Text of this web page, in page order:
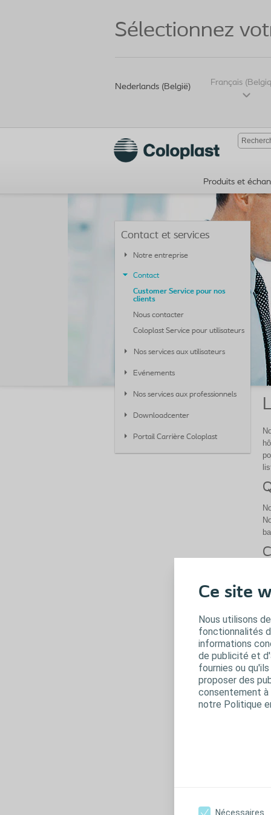
Ce site
Nous utilisons
fonctionnalités
informations
de publicité et
fournies ou
proposer des
consentement à
notre Politique
Nécessaires
Sélectionnez
Nederlands (België) Français
Produits et
Contact et services
Notre entreprise
Contact
Customer Service pour nos
clients
Nous contacter
Coloplast Service pour utilisateurs
Nos services aux utilisateurs
Evénements
Nos services aux professionnels
Downloadcenter
Portail Carrière Coloplast